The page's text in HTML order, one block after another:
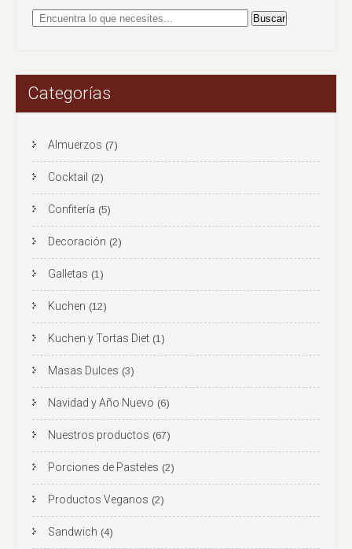
Categorías
Almuerzos (7)
Cocktail (2)
Confitería (5)
Decoración (2)
Galletas (1)
Kuchen (12)
Kuchen y Tortas Diet (1)
Masas Dulces (3)
Navidad y Año Nuevo (6)
Nuestros productos (67)
Porciones de Pasteles (2)
Productos Veganos (2)
Sandwich (4)